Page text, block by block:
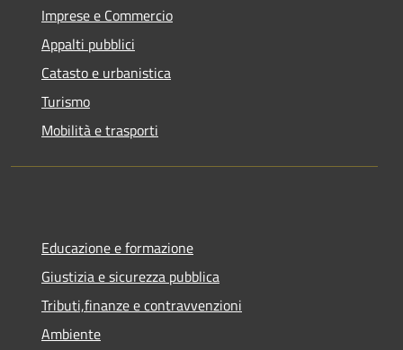
Imprese e Commercio
Appalti pubblici
Catasto e urbanistica
Turismo
Mobilità e trasporti
Educazione e formazione
Giustizia e sicurezza pubblica
Tributi,finanze e contravvenzioni
Ambiente